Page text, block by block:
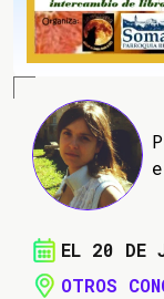
EL 20 DE
OTROS